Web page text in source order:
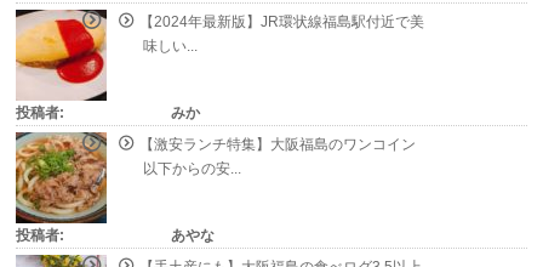
【2024年最新版】JR環状線福島駅付近で美
味しい...
投稿者:
みか
【激安ランチ特集】大阪福島のワンコイン
以下からの安...
投稿者:
あやな